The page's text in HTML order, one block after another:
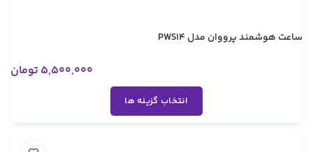
ساعت هوشمند پرووان مدل PWS14
5,500,000 تومان
انتخاب گزینه ها